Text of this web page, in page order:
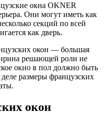
окна OKNER
Они могут иметь как
секций по всей
как дверь.
окон — большая
решающей роли не
окно в пол должно быть
размеры французских
окон